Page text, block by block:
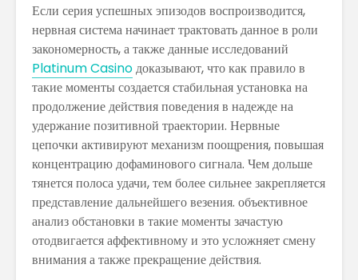
Если серия успешных эпизодов воспроизводится,
нервная система начинает трактовать данное в роли
закономерность, а также данные исследований
Platinum Casinoдоказывают, что как правило в
такие моменты создается стабильная установка на
продолжение действия поведения в надежде на
удержание позитивной траектории. Нервные
цепочки активируют механизм поощрения, повышая
концентрацию дофаминового сигнала. Чем дольше
тянется полоса удачи, тем более сильнее закрепляется
представление дальнейшего везения. объективное
анализ обстановки в такие моменты зачастую
отодвигается аффективному и это усложняет смену
внимания а также прекращение действия.
De Cabello Vs.
Cabello Natural
¿QUÉ ES
ECONOMÍA
COLABORATIVA?
CABELLO
WEFU